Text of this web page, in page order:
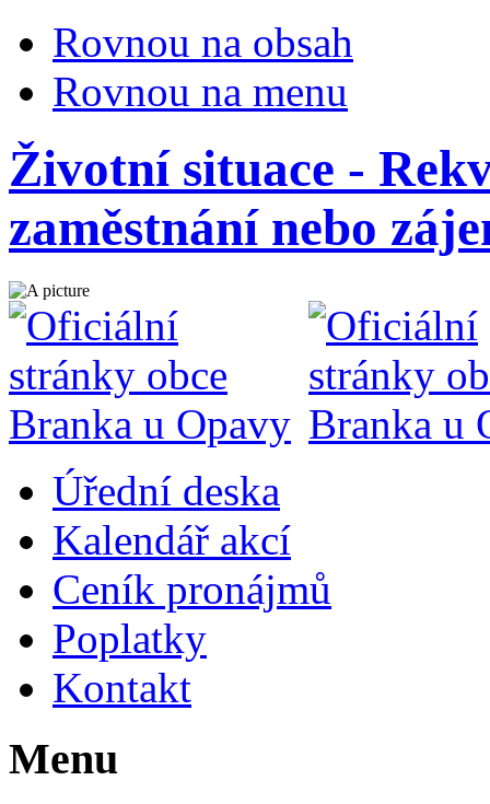
Rovnou na obsah
Rovnou na menu
Životní situace -
zaměstnání nebo
Úřední deska
Kalendář akcí
Ceník pronájmů
Poplatky
Kontakt
Menu